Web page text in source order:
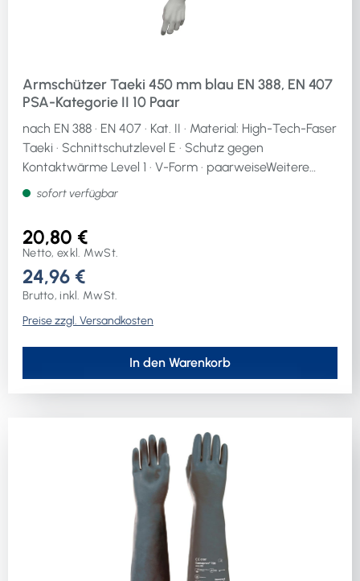
Armschützer Taeki 450 mm blau EN 388, EN 407
PSA-Kategorie II 10 Paar
nach EN 388 · EN 407 · Kat. II · Material: High-Tech-Faser
Taeki · Schnittschutzlevel E · Schutz gegen
Kontaktwärme Level 1 · V-Form · paarweiseWeitere
technische Eigenschaften:· Werkstoffeignung
Werkstoffeignung Bau + Garten: bedingt geeignet·
Industrie: sehr gut geeignet· Ausführung: V-Form·
Kontakthitzefestigkeit: Level 1· Werkstoffeignung
Montage + Werkstatt: sehr gut geeignet·
sofort verfügbar
20,80 €
Netto, exkl. MwSt.
24,96 €
Brutto, inkl. MwSt.
Preise zzgl. Versandkosten
In den Warenkorb